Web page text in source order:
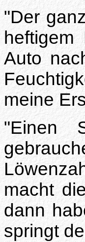
"Der
Auto
meine
"Einen
macht
dann
springt